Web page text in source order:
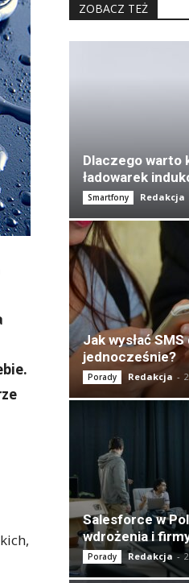
ZOBACZ TEŻ
Dlaczego warto
ładowarek
Smartfony Redakcja
Jak wysłać
jednocześnie?
Porady Redakcja -
Salesforce w
wdrożenia i
Porady Redakcja -